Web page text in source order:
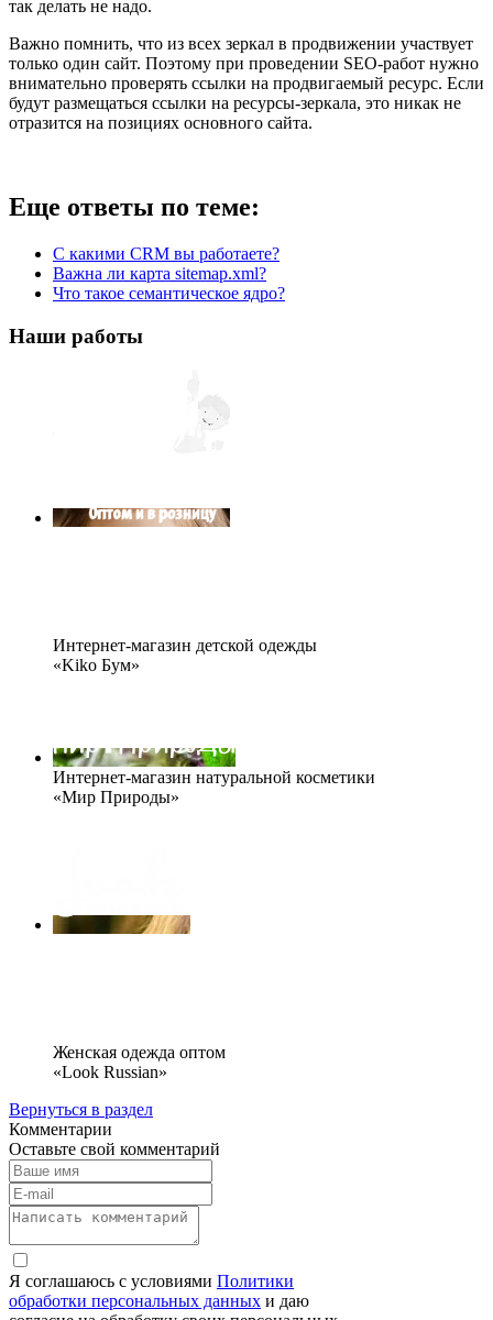
так делать не надо.
Важно помнить, что из всех зеркал в продвижении участвует
только один сайт. Поэтому при проведении SEO-работ нужно
внимательно проверять ссылки на продвигаемый ресурс. Если
будут размещаться ссылки на ресурсы-зеркала, это никак не
отразится на позициях основного сайта.
Еще ответы по теме:
С какими CRM вы работаете?
Важна ли карта sitemap.xml?
Что такое семантическое ядро?
Наши работы
Интернет-магазин детской одежды
«Kiko Бум»
Интернет-магазин натуральной косметики
«Мир Природы»
Женская одежда оптом
«Look Russian»
Вернуться в раздел
Комментарии
Оставьте свой комментарий
Я соглашаюсь с условиями Политики
обработки персональных данных и даю